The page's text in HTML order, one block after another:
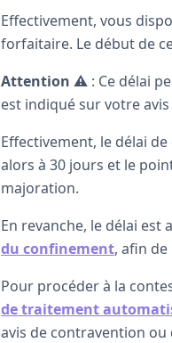
Effectivement, vous
forfaitaire. Le début de
Attention ⚠️ : Ce délai
est indiqué sur votre
Effectivement, le délai
alors à 30 jours et le
majoration.
En revanche, le délai est
du confinement, afin
Pour procéder à la
de traitement
avis de contravention